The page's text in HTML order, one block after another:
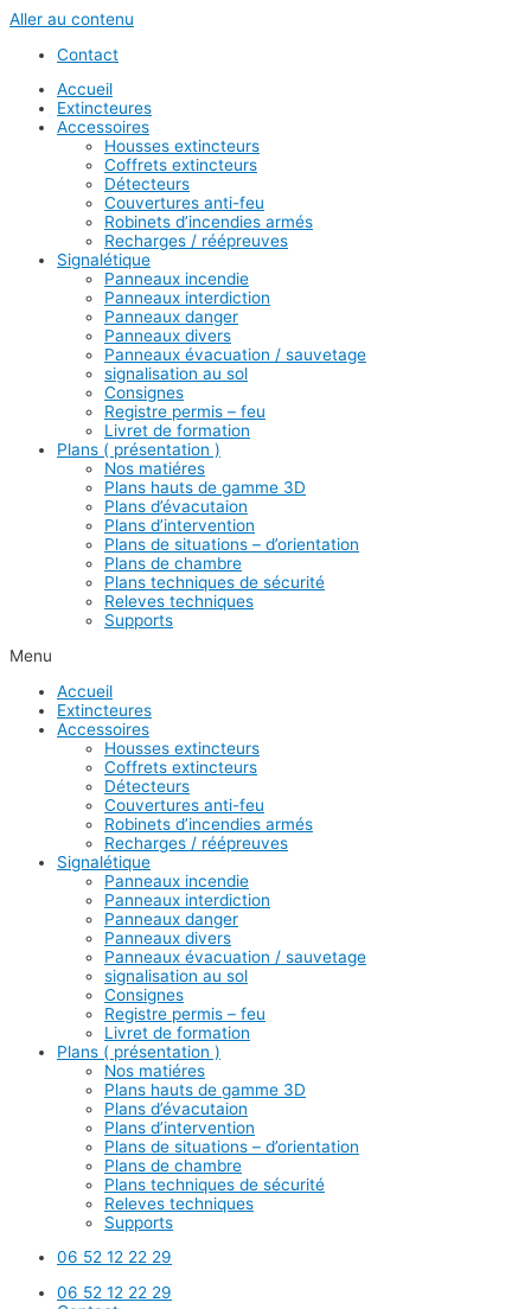
Aller au contenu
Contact
Accueil
Extincteures
Accessoires
Housses extincteurs
Coffrets extincteurs
Détecteurs
Couvertures anti-feu
Robinets d’incendies armés
Recharges / réépreuves
Signalétique
Panneaux incendie
Panneaux interdiction
Panneaux danger
Panneaux divers
Panneaux évacuation / sauvetage
signalisation au sol
Consignes
Registre permis – feu
Livret de formation
Plans ( présentation )
Nos matiéres
Plans hauts de gamme 3D
Plans d’évacutaion
Plans d’intervention
Plans de situations – d’orientation
Plans de chambre
Plans techniques de sécurité
Releves techniques
Supports
Menu
Accueil
Extincteures
Accessoires
Housses extincteurs
Coffrets extincteurs
Détecteurs
Couvertures anti-feu
Robinets d’incendies armés
Recharges / réépreuves
Signalétique
Panneaux incendie
Panneaux interdiction
Panneaux danger
Panneaux divers
Panneaux évacuation / sauvetage
signalisation au sol
Consignes
Registre permis – feu
Livret de formation
Plans ( présentation )
Nos matiéres
Plans hauts de gamme 3D
Plans d’évacutaion
Plans d’intervention
Plans de situations – d’orientation
Plans de chambre
Plans techniques de sécurité
Releves techniques
Supports
06 52 12 22 29
06 52 12 22 29